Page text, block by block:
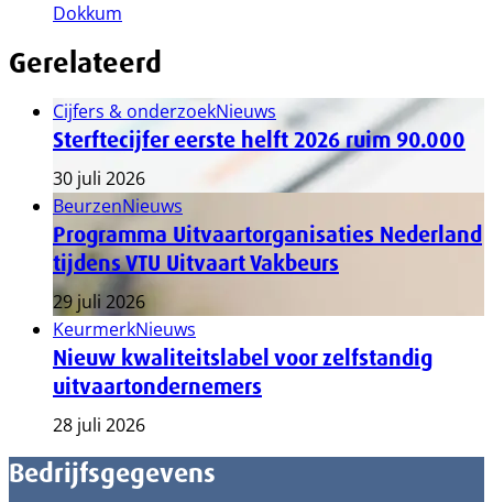
Dokkum
Gerelateerd
Cijfers & onderzoekNieuws
Sterftecijfer eerste helft 2026 ruim 90.000
30 juli 2026
BeurzenNieuws
Programma Uitvaartorganisaties Nederland
tijdens VTU Uitvaart Vakbeurs
29 juli 2026
KeurmerkNieuws
Nieuw kwaliteitslabel voor zelfstandig
uitvaartondernemers
28 juli 2026
Bedrijfsgegevens